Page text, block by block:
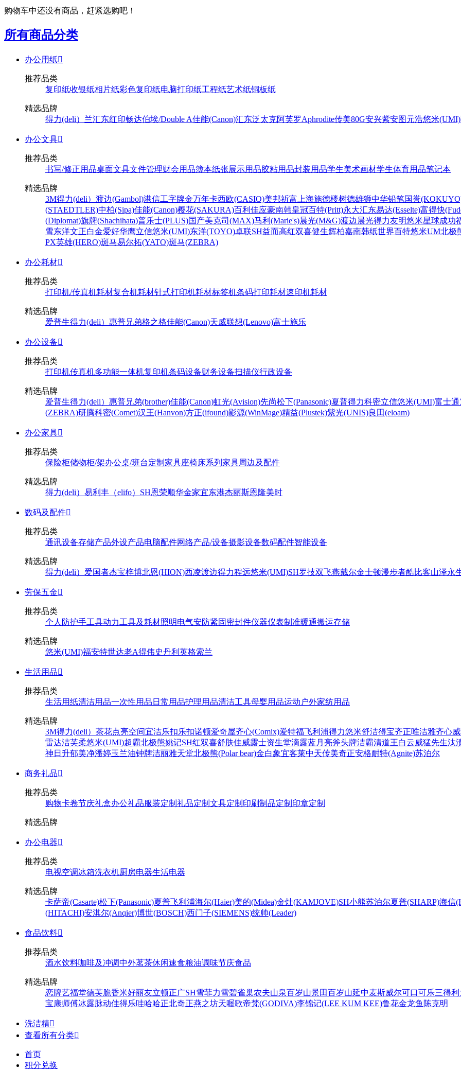
购物车中还没有商品，赶紧选购吧！
所有商品分类
办公用纸
推荐品类
复印纸收银纸相片纸彩色复印纸电脑打印纸工程纸艺术纸铜板纸
精选品牌
得力(deli） 兰汇东红印畅达伯埃/Double A佳能(Canon)汇东泛太克阿芙罗Aphrodite传美80G安兴紫安图元浩悠米(UMI)
办公文具
推荐品类
书写/修正用品桌面文具文件管理财会用品簿本纸张展示用品胶粘用品封装用品学生美术画材学生体育用品笔记本
精选品牌
3M得力(deli） 渡边(Gambol)港信工字牌金万年卡西欧(CASIO)美邦祈富 上海施德楼树德雄狮中华铅笔国誉
(STAEDTLER)中柏(Sipa)佳能(Canon)樱花(SAKURA)百利佳应豪南韩皇冠百特(Pritt)永大汇东易达(Esselte)富得快
(Diplomat)旗牌(Shachihata)普乐士(PLUS)国产美克司(MAX)马利(Marie's)晨光(M&G)渡边 晨光得力友明悠米星球成功
雪东洋文正白金爱好华鹰立信悠米(UMI)东洋(TOYO)卓联SH益而高红双喜健生辉柏嘉南韩纸世界百特悠米UM北极
PX英雄(HERO)斑马易尔拓(YATO)斑马(ZEBRA)
办公耗材
推荐品类
打印机/传真机耗材复合机耗材针式打印机耗材标签机条码打印耗材速印机耗材
精选品牌
爱普生得力(deli） 惠普兄弟格之格佳能(Canon)天威联想(Lenovo)富士施乐
办公设备
推荐品类
打印机传真机多功能一体机复印机条码设备财务设备扫描仪行政设备
精选品牌
爱普生得力(deli） 惠普兄弟(brother)佳能(Canon)虹光(Avision)先尚松下(Panasonic)夏普得力科密立信悠米(UMI)富士通
(ZEBRA)研腾科密(Comet)汉王(Hanvon)方正(ifound)影源(WinMage)精益(Plustek)紫光(UNIS)良田(eloam)
办公家具
推荐品类
保险柜储物柜/架办公桌/班台定制家具座椅床系列 家具周边及配件
精选品牌
得力(deli） 易利丰（elifo） SH恩荣顺华金家宜东港杰丽斯恩隆美时
数码及配件
推荐品类
通讯设备存储产品外设产品电脑配件网络产品/设备摄影设备数码配件智能设备
精选品牌
得力(deli） 爱国者杰宝梓博北恩(HION)西凌渡边得力程远悠米(UMI)SH罗技双飞燕戴尔金士顿漫步者酷比客山泽永
劳保五金
推荐品类
个人防护手工具动力工具及耗材照明电气安防紧固密封件仪器仪表制准暖通搬运存储
精选品牌
悠米(UMI)福安特世达老A得伟史丹利 英格索兰
生活用品
推荐品类
生活用纸清洁用品一次性用品 日常用品护理用品清洁工具母婴用品运动户外家纺用品
精选品牌
3M得力(deli） 茶花点亮空间宜洁乐扣乐扣诺顿爱奇屋齐心(Comix)爱特福飞利浦得力悠米舒洁得宝齐正唯洁雅齐心
雷达洁芙柔悠米(UMI)超霸北极熊姚记SH红双喜舒肤佳威露士资生堂滴露蓝月亮斧头牌洁霸清道王白云威猛先生汰
神 日升郁美净潘婷玉兰油钟牌洁丽雅天堂北极熊(Polar bear)金白象宜客莱中天传美奇正安格耐特(Agnite)苏泊尔
商务礼品
推荐品类
购物卡卷节庆礼盒办公礼品服装定制 礼品定制 文具定制 印刷制品定制 印章定制
精选品牌
办公电器
推荐品类
电视空调冰箱洗衣机厨房电器生活电器
精选品牌
卡萨帝(Casarte)松下(Panasonic)夏普飞利浦海尔(Haier)美的(Midea)金灶(KAMJOVE)SH小熊苏泊尔夏普(SHARP)海信
(HITACHI)安淇尔(Anqier)博世(BOSCH)西门子(SIEMENS)统帅(Leader)
食品饮料
推荐品类
酒水饮料咖啡及冲调中外茗茶休闲速食粮油调味节庆食品
精选品牌
恋牌艺福堂德芙脆香米好丽友立顿正广SH雪菲力雪碧雀巢农夫山泉百岁山景田百岁山延中麦斯威尔可口可乐三得利
宝康师傅冰露脉动佳得乐哇哈哈正北奇正燕之坊天喔歌帝梵(GODIVA)李锦记(LEE KUM KEE)鲁花金龙鱼 陈克明
洗洁精
查看所有分类
首页
积分兑换